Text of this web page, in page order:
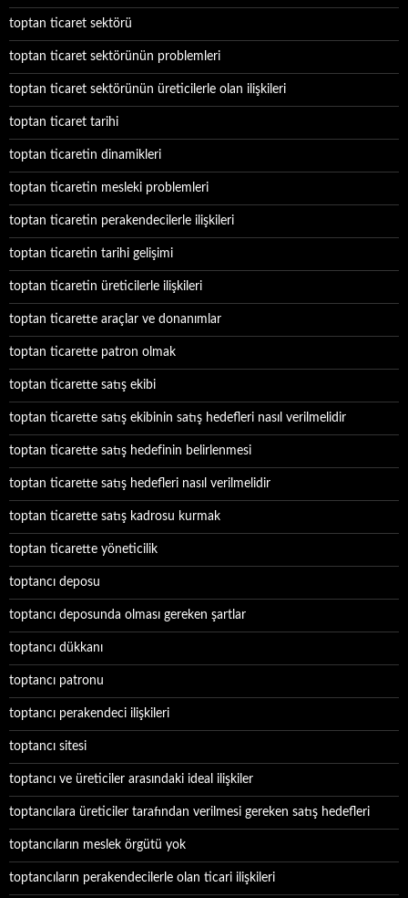
toptan ticaret sektörü
toptan ticaret sektörünün problemleri
toptan ticaret sektörünün üreticilerle olan ilişkileri
toptan ticaret tarihi
toptan ticaretin dinamikleri
toptan ticaretin mesleki problemleri
toptan ticaretin perakendecilerle ilişkileri
toptan ticaretin tarihi gelişimi
toptan ticaretin üreticilerle ilişkileri
toptan ticarette araçlar ve donanımlar
toptan ticarette patron olmak
toptan ticarette satış ekibi
toptan ticarette satış ekibinin satış hedefleri nasıl verilmelidir
toptan ticarette satış hedefinin belirlenmesi
toptan ticarette satış hedefleri nasıl verilmelidir
toptan ticarette satış kadrosu kurmak
toptan ticarette yöneticilik
toptancı deposu
toptancı deposunda olması gereken şartlar
toptancı dükkanı
toptancı patronu
toptancı perakendeci ilişkileri
toptancı sitesi
toptancı ve üreticiler arasındaki ideal ilişkiler
toptancılara üreticiler tarafından verilmesi gereken satış hedefleri
toptancıların meslek örgütü yok
toptancıların perakendecilerle olan ticari ilişkileri